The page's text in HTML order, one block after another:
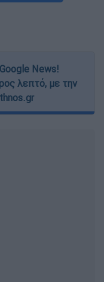
News!
λεπτό, με την